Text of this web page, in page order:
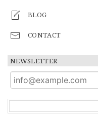
BLOG
CONTACT
NEWSLETTER